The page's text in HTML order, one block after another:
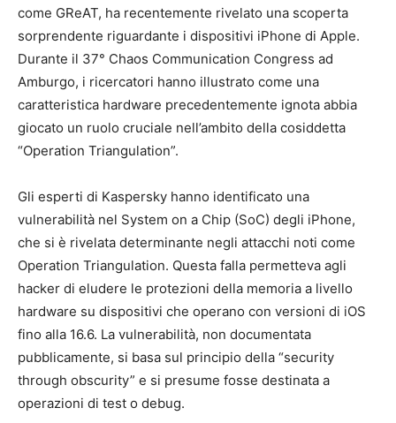
come GReAT, ha recentemente rivelato una scoperta
sorprendente riguardante i dispositivi iPhone di Apple.
Durante il 37° Chaos Communication Congress ad
Amburgo, i ricercatori hanno illustrato come una
caratteristica hardware precedentemente ignota abbia
giocato un ruolo cruciale nell’ambito della cosiddetta
“Operation Triangulation”.
Gli esperti di Kaspersky hanno identificato una
vulnerabilità nel System on a Chip (SoC) degli iPhone,
che si è rivelata determinante negli attacchi noti come
Operation Triangulation. Questa falla permetteva agli
hacker di eludere le protezioni della memoria a livello
hardware su dispositivi che operano con versioni di iOS
fino alla 16.6. La vulnerabilità, non documentata
pubblicamente, si basa sul principio della “security
through obscurity” e si presume fosse destinata a
operazioni di test o debug.